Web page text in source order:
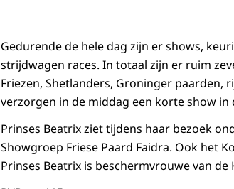
Gedurende de hele dag zijn er shows,
strijdwagen races. In totaal zijn er ruim
Friezen, Shetlanders, Groninger paarden,
verzorgen in de middag een korte show
Prinses Beatrix ziet tijdens haar bezoek
Showgroep Friese Paard Faidra. Ook het
Prinses Beatrix is beschermvrouwe van